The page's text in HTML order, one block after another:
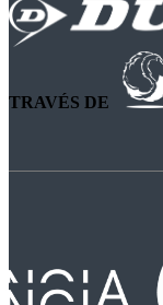
TRAVÉS DE